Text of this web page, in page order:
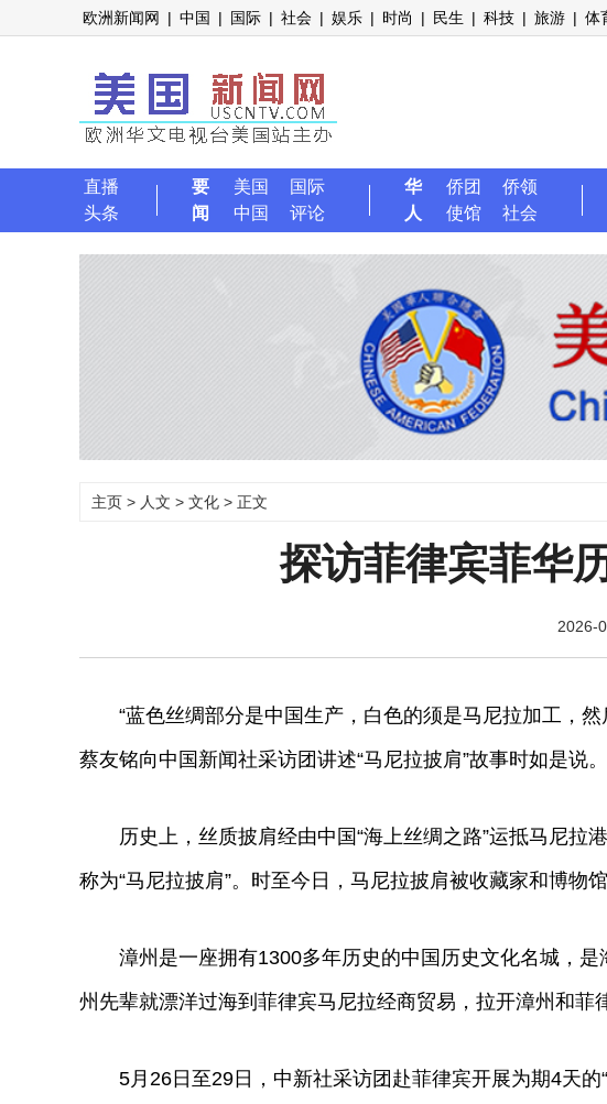
欧洲新闻网 | 中国 | 国际 | 社会 | 娱乐 | 时尚 | 民生 | 科技 | 旅游 | 体
直播
头条
要
闻
美国
国际
中国
评论
华
人
侨团
侨领
使馆
社会
主页 > 人文 > 文化 > 正文
探访菲律宾菲华
2026-
“蓝色丝绸部分是中国生产，白色的须是马尼拉加工，然
蔡友铭向中国新闻社采访团讲述“马尼拉披肩”故事时如是说。
历史上，丝质披肩经由中国“海上丝绸之路”运抵马尼拉
称为“马尼拉披肩”。时至今日，马尼拉披肩被收藏家和博物馆
漳州是一座拥有1300多年历史的中国历史文化名城，是
州先辈就漂洋过海到菲律宾马尼拉经商贸易，拉开漳州和菲
5月26日至29日，中新社采访团赴菲律宾开展为期4天的